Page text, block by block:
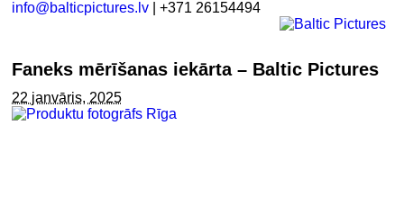
info@balticpictures.lv | +371 26154494
Faneks mērīšanas iekārta – Baltic Pictures
22 janvāris, 2025